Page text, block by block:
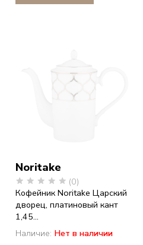
Noritake
(0)
Кофейник Noritake Царский
дворец, платиновый кант
1,45...
Наличие: Нет в наличии